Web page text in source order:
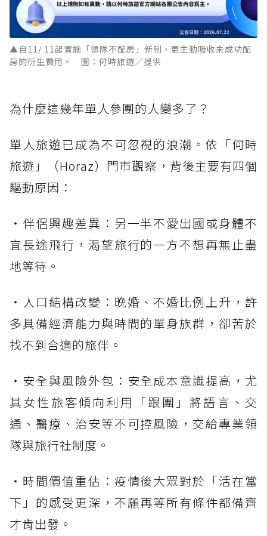
▲自11/ 11起實施「領隊不配房」新制，更主動吸收未成功配
房的衍生費用。 圖：何時旅遊／提供
為什麼這幾年單人參團的人變多了？
單人旅遊已成為不可忽視的浪潮。依「何時
旅遊」（Horaz）門市觀察，背後主要有四個
驅動原因：
・伴侶興趣差異：另一半不愛出國或身體不
宜長途飛行，渴望旅行的一方不想再無止盡
地等待。
・人口結構改變：晚婚、不婚比例上升，許
多具備經濟能力與時間的單身族群，卻苦於
找不到合適的旅伴。
・安全與風險外包：安全成本意識提高，尤
其女性旅客傾向利用「跟團」將語言、交
通、醫療、治安等不可控風險，交給專業領
隊與旅行社制度。
・時間價值重估：疫情後大眾對於「活在當
下」的感受更深，不願再等所有條件都備齊
才肯出發。